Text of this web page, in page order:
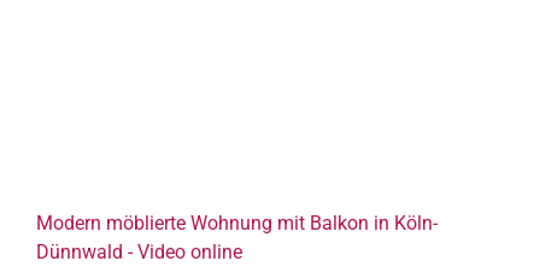
Modern möblierte Wohnung mit Balkon in Köln-
Dünnwald - Video online